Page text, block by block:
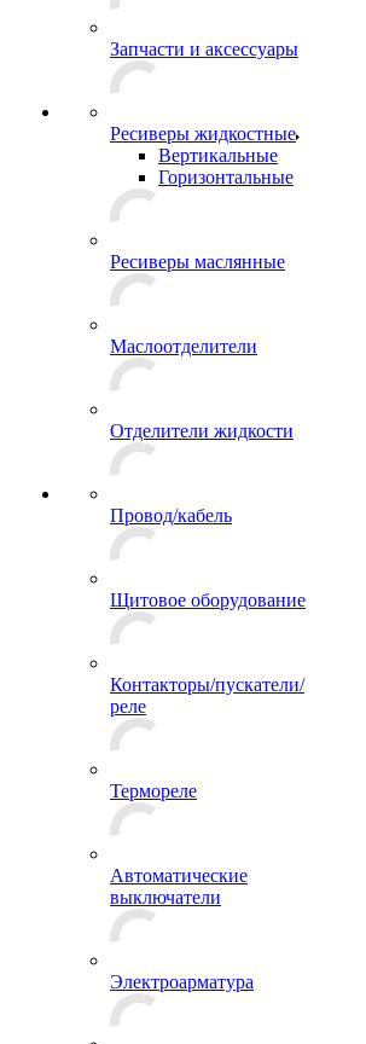
Запчасти и аксессуары
Ресиверы жидкостные
Вертикальные
Горизонтальные
Ресиверы маслянные
Маслоотделители
Отделители жидкости
Провод/кабель
Щитовое оборудование
Контакторы/пускатели/
реле
Термореле
Автоматические
выключатели
Электроарматура